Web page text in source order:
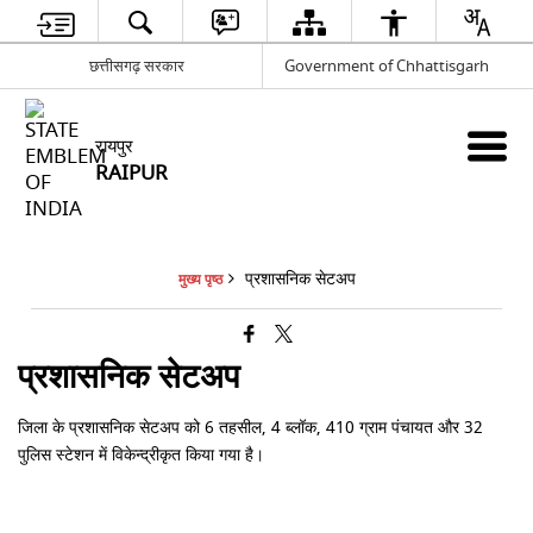
छत्तीसगढ़ सरकार Government of Chhattisgarh
रायपुर
RAIPUR
मुख्य पृष्ठ प्रशासनिक सेटअप
प्रशासनिक सेटअप
जिला के प्रशासनिक सेटअप को 6 तहसील, 4 ब्लॉक, 410 ग्राम पंचायत और 32
पुलिस स्टेशन में विकेन्द्रीकृत किया गया है।